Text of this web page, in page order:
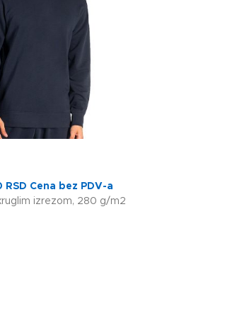
RSD Cena bez PDV-a
izrezom, 280 g/m2